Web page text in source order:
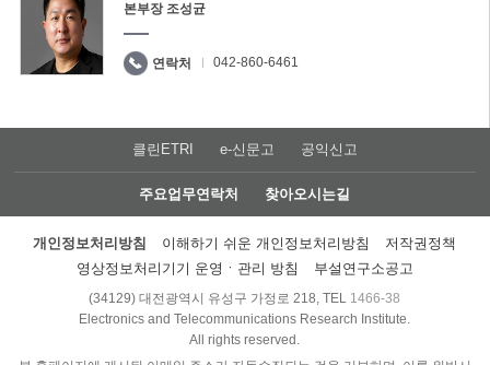
본부장 조성균
연락처 042-860-6461
클린ETRI e-신문고 공익신고
주요업무연락처 찾아오시는길
개인정보처리방침 이해하기 쉬운 개인정보처리방침
저작권정책
영상정보처리기기 운영ㆍ관리 방침
부설연구소공고
(34129) 대전광역시 유성구 가정로 218, TEL 1466-38
Electronics and Telecommunications Research Institute.
All rights reserved.